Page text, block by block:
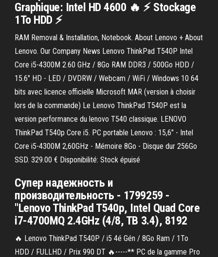
Graphique: Intel HD 4600 🔥 ⚡ Stockage
1To HDD ⚡
RAM Removal & Installation, Notebook. About Lenovo + About
Lenovo. Our Company News Lenovo ThinkPad T540P Intel
Core i5-4300M 2.60 GHz / 8Go RAM DDR3 / 500Go HDD /
15.6" HD - LED / DVDRW / Webcam / WiFi / Windows 10 64
bits avec licence officielle Microsoft MAR (version à choisir
lors de la commande) Le Lenovo ThinkPad T540P est la
version performance du lenovo T540 classique. LENOVO
ThinkPad T540p Core i5. PC portable Lenovo : 15,6" - Intel
Core i5-4300M 2,60GHz - Mémoire 8Go - Disque dur 256Go
SSD. 329.00 € Disponibilité: Stock épuisé
Супер надежность и
производительность - 1799259 -
"Lenovo ThinkPad T540p, Intel Quad Core
i7-4700MQ 2.4GHz (4/8, TB 3.4), 8192
🔥 Lenovo ThinkPad T540P / i5 4é Gén / 8Go Ram / 1To
HDD / FULLHD / Prix 990 DT 🔥-----** PC de la gamme Pro